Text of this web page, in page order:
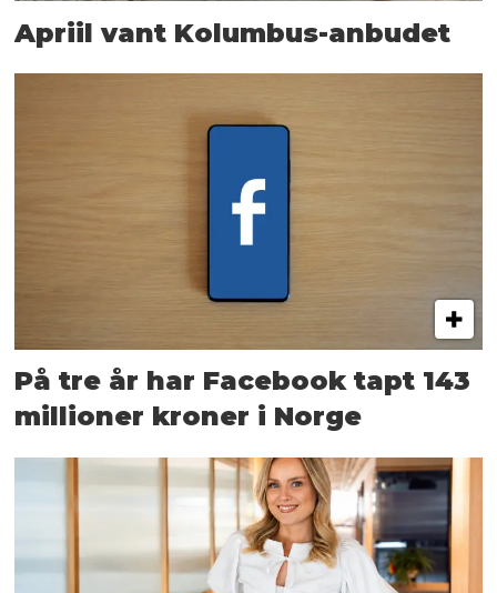
Apriil vant Kolumbus-anbudet
På tre år har Facebook tapt 143
millioner kroner i Norge